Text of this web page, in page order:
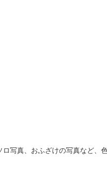
写真、おふざけの写真など、